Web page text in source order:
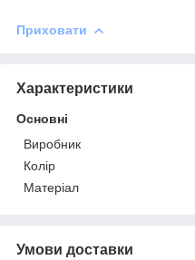
Приховати
Характеристики
Основні
Виробник
Колір
Матеріал
Умови доставки